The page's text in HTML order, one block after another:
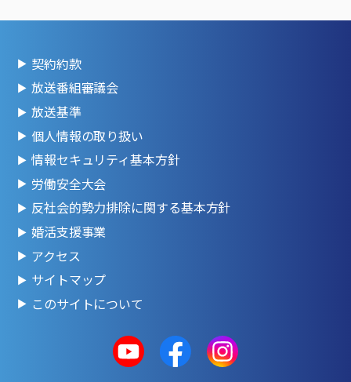
契約約款
放送番組審議会
放送基準
個人情報の取り扱い
情報セキュリティ基本方針
労働安全大会
反社会的勢力排除に関する基本方針
婚活支援事業
アクセス
サイトマップ
このサイトについて